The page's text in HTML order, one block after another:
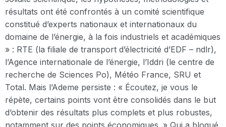
résultats ont été confrontés à un comité scientifique
constitué d’experts nationaux et internationaux du
domaine de l’énergie, à la fois industriels et académiques
» : RTE (la filiale de transport d’électricité d’EDF – ndlr),
l’Agence internationale de l’énergie, l’Iddri (le centre de
recherche de Sciences Po), Météo France, SRU et
Total. Mais l’Ademe persiste : « Écoutez, je vous le
répète, certains points vont être consolidés dans le but
d’obtenir des résultats plus complets et plus robustes,
notamment sur des points économiques. » Qui a bloqué